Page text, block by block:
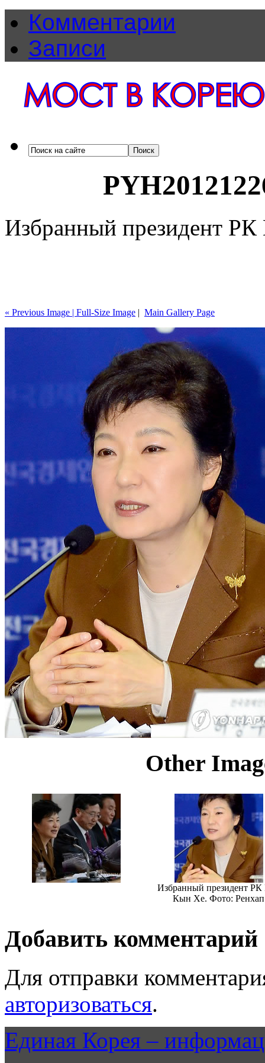
Комментарии
Записи
Избранный президент
« Previous Image | Full-Size Image | Main Gallery Page
Other
Избранный президент РК
Кын Хе. Фото: Ренхап
Добавить комментарий
Для отправки
авторизоваться.
Единая Корея –